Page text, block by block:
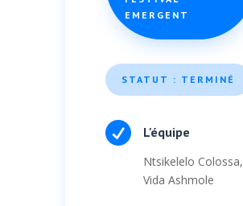
EMERGENT
STATUT : TERMINÉ
 L'équipe
Ntsikelelo Colossa,
Vida Ashmole